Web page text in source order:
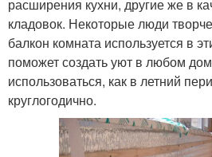
расширения кухни, другие же в
кладовок. Некоторые люди
балкон комната используется в
поможет создать уют в любом
использоваться, как в летний
круглогодично.